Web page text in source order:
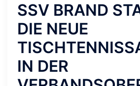
SSV BRAND
DIE NEUE
IN DER